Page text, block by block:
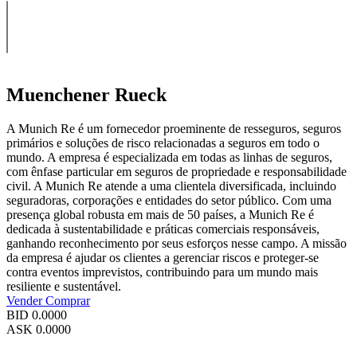
Muenchener Rueck
A Munich Re é um fornecedor proeminente de resseguros, seguros
primários e soluções de risco relacionadas a seguros em todo o
mundo. A empresa é especializada em todas as linhas de seguros,
com ênfase particular em seguros de propriedade e responsabilidade
civil. A Munich Re atende a uma clientela diversificada, incluindo
seguradoras, corporações e entidades do setor público. Com uma
presença global robusta em mais de 50 países, a Munich Re é
dedicada à sustentabilidade e práticas comerciais responsáveis,
ganhando reconhecimento por seus esforços nesse campo. A missão
da empresa é ajudar os clientes a gerenciar riscos e proteger-se
contra eventos imprevistos, contribuindo para um mundo mais
resiliente e sustentável.
VenderComprar
BID 0.0000
ASK 0.0000